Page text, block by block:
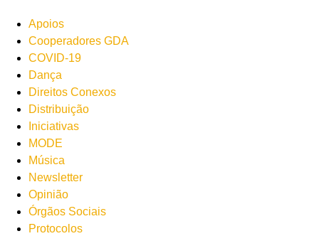
Apoios
Cooperadores GDA
COVID-19
Dança
Direitos Conexos
Distribuição
Iniciativas
MODE
Música
Newsletter
Opinião
Órgãos Sociais
Protocolos